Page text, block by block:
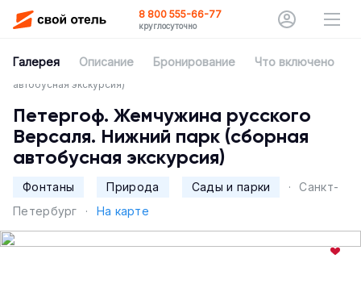
8 800 555-66-77
круглосуточно
Галерея Описание Бронирование Что включено
Главная
Впечатления
Петергоф. Жемчужина русского Версаля. Нижний парк (сборная
автобусная экскурсия)
Петергоф. Жемчужина русского
Версаля. Нижний парк (сборная
автобусная экскурсия)
Фонтаны Природа Сады и парки ·
Санкт-
Петербург
· На карте